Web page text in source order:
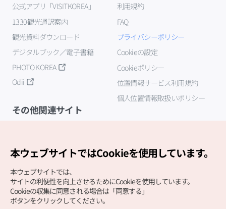
公式アプリ「VISITKOREA」
1330観光通訳案内
観光資料ダウンロード
デジタルブック／電子書籍
PHOTO KOREA
Odii
利用規約
FAQ
プライバシーポリシー
Cookieの設定
Cookieポリシー
位置情報サービス利用規約
個人位置情報取扱いポリシー
その他関連サイト
本ウェブサイトではCookieを使用しています。
本ウェブサイトでは、
サイトの利便性を向上させるためにCookieを使用しています。
Cookieの収集に同意される場合は「同意する」
ボタンをクリックしてください。